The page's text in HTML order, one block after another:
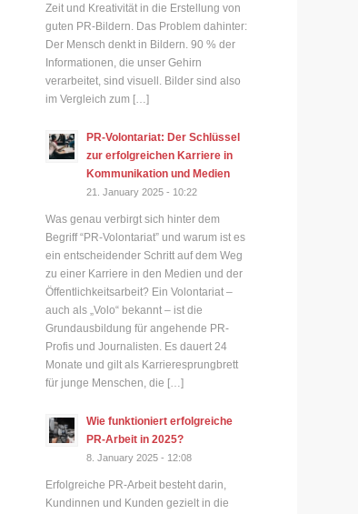
Zeit und Kreativität in die Erstellung von
guten PR-Bildern. Das Problem dahinter:
Der Mensch denkt in Bildern. 90 % der
Informationen, die unser Gehirn
verarbeitet, sind visuell. Bilder sind also
im Vergleich zum […]
PR-Volontariat: Der Schlüssel
zur erfolgreichen Karriere in
Kommunikation und Medien
21. January 2025 - 10:22
Was genau verbirgt sich hinter dem
Begriff “PR-Volontariat” und warum ist es
ein entscheidender Schritt auf dem Weg
zu einer Karriere in den Medien und der
Öffentlichkeitsarbeit? Ein Volontariat –
auch als „Volo“ bekannt – ist die
Grundausbildung für angehende PR-
Profis und Journalisten. Es dauert 24
Monate und gilt als Karrieresprungbrett
für junge Menschen, die […]
Wie funktioniert erfolgreiche
PR-Arbeit in 2025?
8. January 2025 - 12:08
Erfolgreiche PR-Arbeit besteht darin,
Kundinnen und Kunden gezielt in die